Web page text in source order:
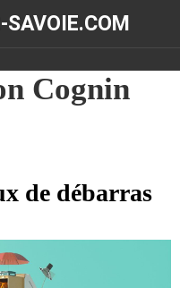
SAVOIE.COM
Cognin
de débarras